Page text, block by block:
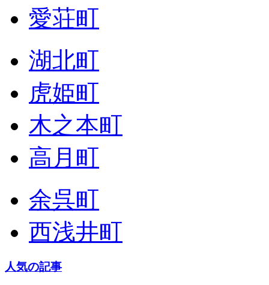
愛荘町
湖北町
虎姫町
木之本町
高月町
余呉町
西浅井町
人気の記事